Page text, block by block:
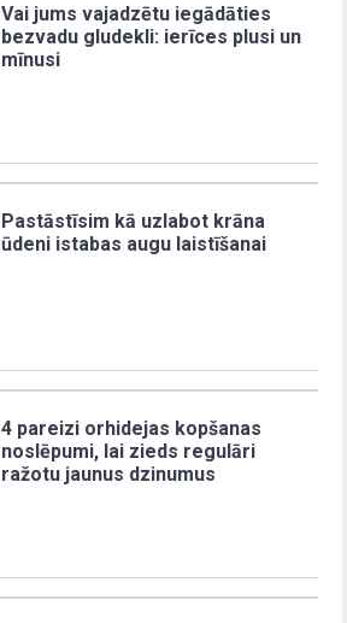
Vai jums vajadzētu iegādāties
bezvadu gludekli: ierīces plusi un
mīnusi
Pastāstīsim kā uzlabot krāna
ūdeni istabas augu laistīšanai
4 pareizi orhidejas kopšanas
noslēpumi, lai zieds regulāri
ražotu jaunus dzinumus